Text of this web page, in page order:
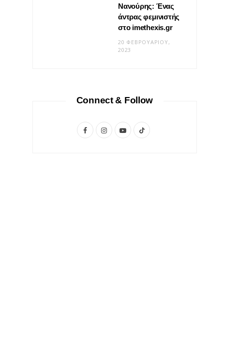
ΣΧΈΣΕΙΣ
Η φροντίδα δεν είναι «δώσ’ το
Νανούρης: Ένας
άντρας φεμινιστής
στο imethexis.gr
20 ΦΕΒΡΟΥΑΡΊΟΥ,
2023
Connect & Follow
F
I
Y
T